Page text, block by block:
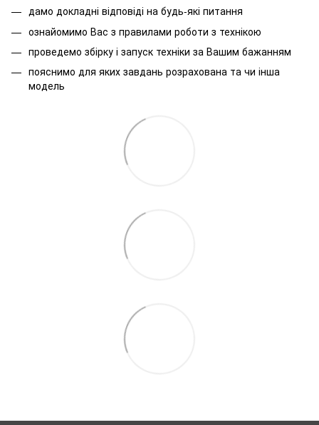
дамо докладні відповіді на будь-які питання
ознайомимо Вас з правилами роботи з технікою
проведемо збірку і запуск техніки за Вашим бажанням
пояснимо для яких завдань розрахована та чи інша
модель